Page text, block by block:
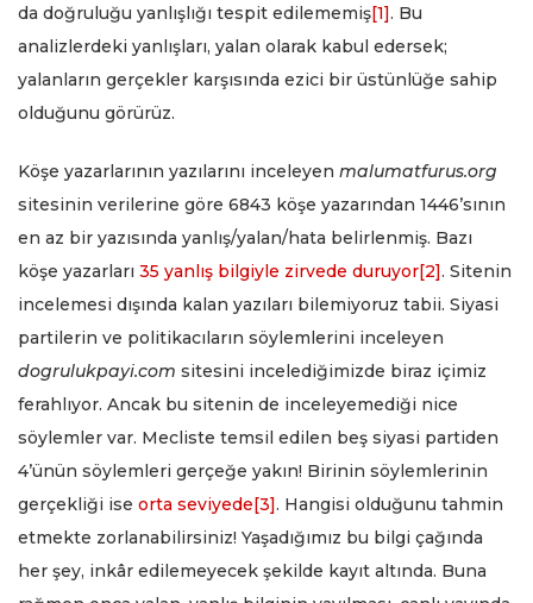
da doğruluğu yanlışlığı tespit edilememiş[1]. Bu
analizlerdeki yanlışları, yalan olarak kabul edersek;
yalanların gerçekler karşısında ezici bir üstünlüğe sahip
olduğunu görürüz.
Köşe yazarlarının yazılarını inceleyen malumatfurus.org
sitesinin verilerine göre 6843 köşe yazarından 1446’sının
en az bir yazısında yanlış/yalan/hata belirlenmiş. Bazı
köşe yazarları 35 yanlış bilgiyle zirvede duruyor[2]. Sitenin
incelemesi dışında kalan yazıları bilemiyoruz tabii. Siyasi
partilerin ve politikacıların söylemlerini inceleyen
dogrulukpayi.com sitesini incelediğimizde biraz içimiz
ferahlıyor. Ancak bu sitenin de inceleyemediği nice
söylemler var. Mecliste temsil edilen beş siyasi partiden
4’ünün söylemleri gerçeğe yakın! Birinin söylemlerinin
gerçekliği ise orta seviyede[3]. Hangisi olduğunu tahmin
etmekte zorlanabilirsiniz! Yaşadığımız bu bilgi çağında
her şey, inkâr edilemeyecek şekilde kayıt altında. Buna